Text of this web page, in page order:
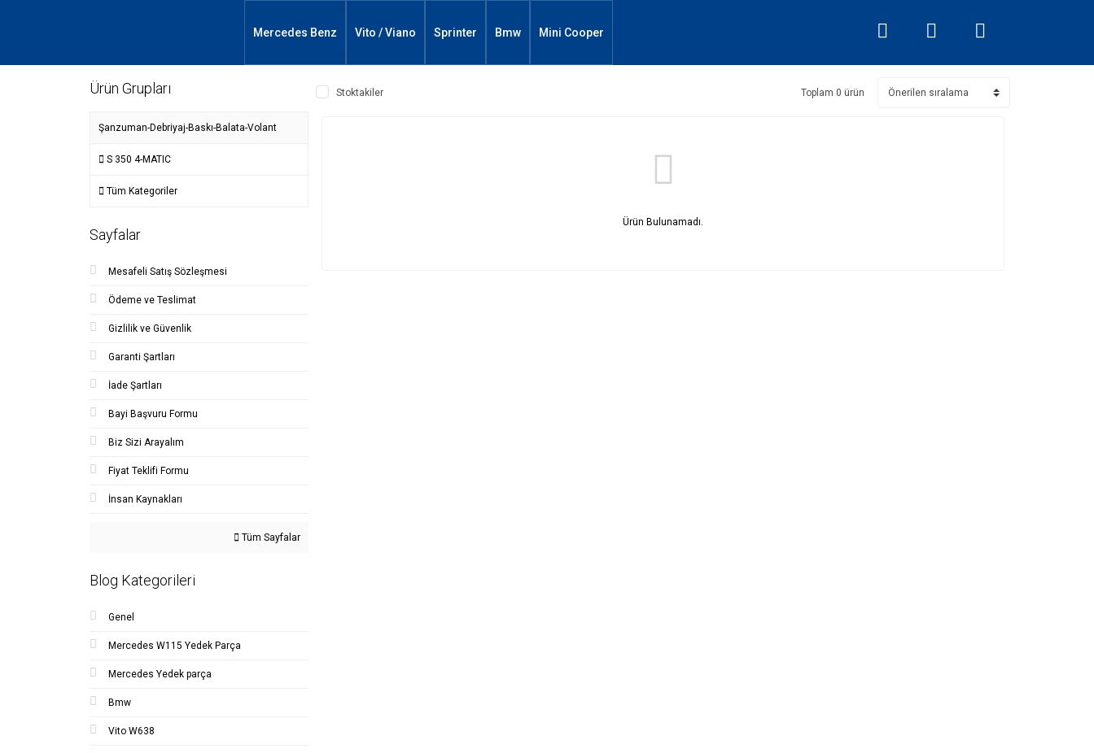
Mercedes Benz Vito / Viano Sprinter Bmw Mini Cooper
Ürün Grupları
Şanzuman-Debriyaj-Baskı-Balata-Volant
S 350 4-MATIC
Tüm Kategoriler
Sayfalar
Mesafeli Satış Sözleşmesi
Ödeme ve Teslimat
Gizlilik ve Güvenlik
Garanti Şartları
İade Şartları
Bayi Başvuru Formu
Biz Sizi Arayalım
Fiyat Teklifi Formu
İnsan Kaynakları
Tüm Sayfalar
Blog Kategorileri
Genel
Mercedes W115 Yedek Parça
Mercedes Yedek parça
Bmw
Vito W638
Stoktakiler Toplam 0 ürün
Ürün Bulunamadı.